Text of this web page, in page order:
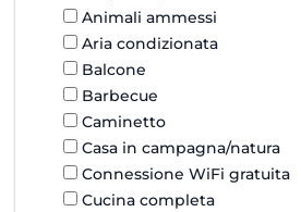
Animali ammessi
Aria condizionata
Balcone
Barbecue
Caminetto
Casa in campagna/natura
Connessione WiFi gratuita
Cucina completa